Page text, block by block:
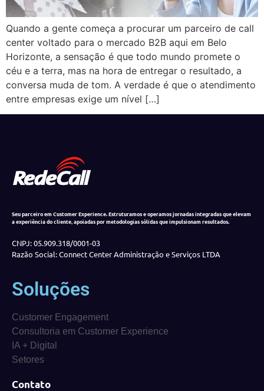
Quando a gente começa a procurar um parceiro de call
center voltado para o mercado B2B aqui em Belo
Horizonte, a sensação é que todo mundo promete o
céu e a terra, mas na hora de entregar o resultado, a
conversa muda de tom. A verdade é que o atendimento
entre empresas exige um nível […]
Seu parceiro em Customer Experience. Estruturamos e operamos jornadas integradas que elevam
a experiência do cliente, apoiadas por metodologias sólidas que impulsionam resultados.
CNPJ: 05.909.318/0001-03
Razão Social: Connect Center Administração e Serviços LTDA
Soluções
Customer Engagement
Consultoria em Customer Experience
IA + Digital
Setores
Contato